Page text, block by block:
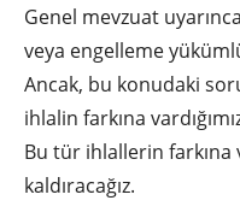
Genel mevzuat
veya engelleme
Ancak, bu konudaki
ihlalin farkına
Bu tür ihlallerin farkına
kaldıracağız.